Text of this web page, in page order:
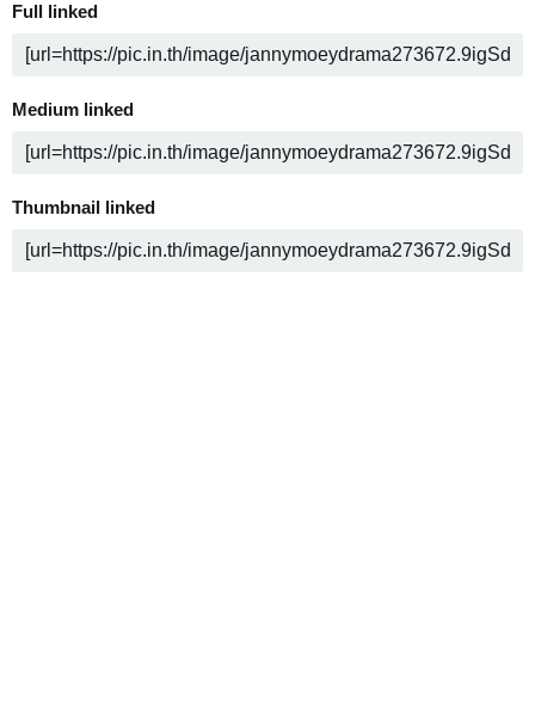
Full linked
Medium linked
Thumbnail linked